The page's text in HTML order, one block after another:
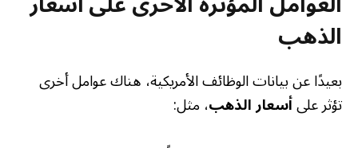
الذهب
بعيدًا عن بيانات الوظائف الأمريكية، هناك عوامل أخرى
تؤثر علىأسعار الذهب، مثل: